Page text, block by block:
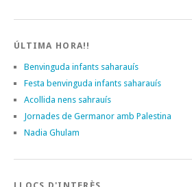
ÚLTIMA HORA!!
Benvinguda infants saharauís
Festa benvinguda infants saharauís
Acollida nens sahrauís
Jornades de Germanor amb Palestina
Nadia Ghulam